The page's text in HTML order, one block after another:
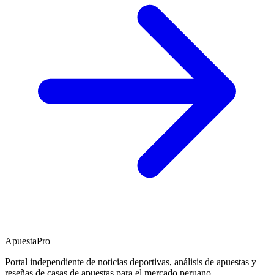
ApuestaPro
Portal independiente de noticias deportivas, análisis de apuestas y